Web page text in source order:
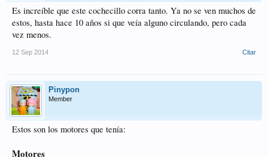
Es increíble que este cochecillo corra tanto. Ya no se ven muchos de
estos, hasta hace 10 años si que veía alguno circulando, pero cada
vez menos.
12 Sep 2014 Citar
Pinypon
Member
Estos son los motores que tenía:
Motores